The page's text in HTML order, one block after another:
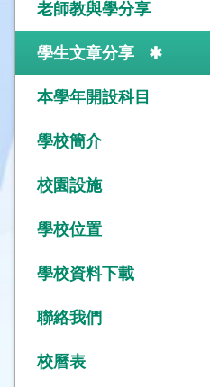
老師教與學分享
學生文章分享
本學年開設科目
學校簡介
校園設施
學校位置
學校資料下載
聯絡我們
校曆表